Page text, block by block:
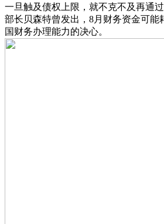
一旦触及债权上限，就不克不及再通
部长贝森特曾发出，8月财务资金可能
国财务办理能力的决心。